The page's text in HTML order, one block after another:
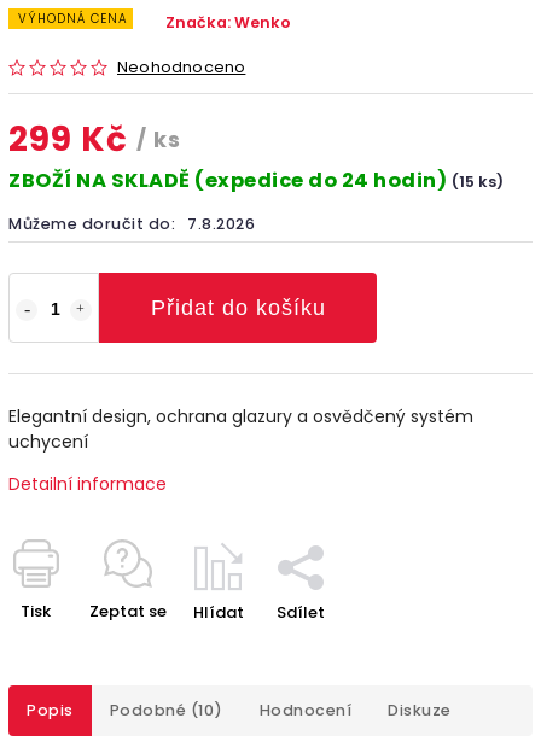
VÝHODNÁ CENA
Neohodnoceno
Značka:Wenko
299 Kč / ks
ZBOŽÍ NA SKLADĚ (expedice do 24 hodin) (15 ks)
Můžeme doručit do: 7.8.2026
Přidat do košíku
Elegantní design, ochrana glazury a osvědčený systém
uchycení
Detailní informace
Tisk Zeptat se Hlídat Sdílet
Popis Podobné (10) Hodnocení Diskuze